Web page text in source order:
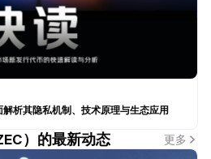
析其隐私机制、技术原理与生态应用
）的最新动态 更多